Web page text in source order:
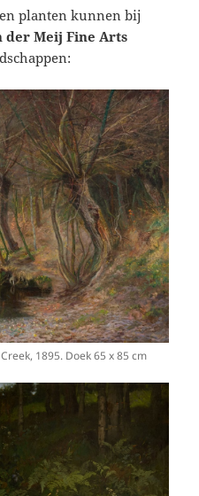
planten kunnen bij
der Meij Fine Arts
1895. Doek 65 x 85 cm